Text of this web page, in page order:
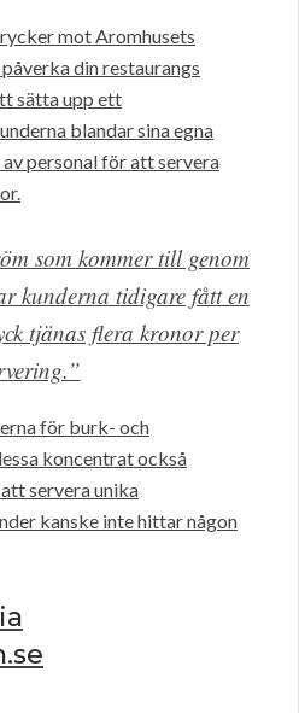
mot Aromhusets
din restaurangs
sätta upp ett
blandar sina egna
personal för att servera
som kommer till genom
kunderna tidigare fått en
tjänas flera kronor per
för burk- och
koncentrat också
servera unika
kanske inte hittar någon